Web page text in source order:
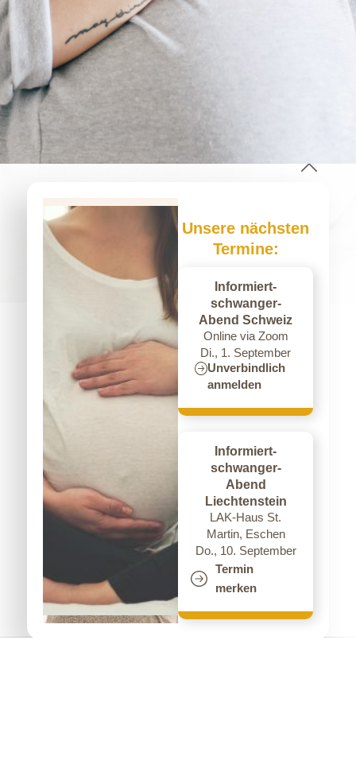
Die Schwangerschaft aus
Sicht der Hirnforschung
Ein Artikel vonProf. Dr. Gerald Hüther
Der Vortrag von Prof. Dr. Gerald Hüther,
gehalten beim 10-Jahresjubiläum der Sophie
von Liechtenstein Stiftung am 2. Juni 2016 in
Schaan, steht Ihnen anbei zum Anhören zur
Verfügung.
Unsere nächsten
Termine:
Informiert-
schwanger-
Abend Schweiz
Online via Zoom
Di., 1. September
Unverbindlich
anmelden
Informiert-
schwanger-
Abend
Liechtenstein
LAK-Haus St.
Martin, Eschen
Do., 10. September
Termin
merken